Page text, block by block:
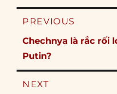
Post
PREVIOUS
Previous
post:
Chechnya là rắc rối
Putin?
NEXT